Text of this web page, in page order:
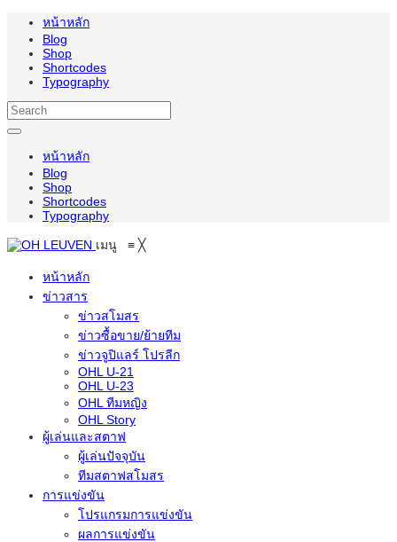
หน้าหลัก
Blog
Shop
Shortcodes
Typography
หน้าหลัก
Blog
Shop
Shortcodes
Typography
เมนู ≡ ╳
หน้าหลัก
ข่าวสาร
ข่าวสโมสร
ข่าวซื้อขาย/ย้ายทีม
ข่าวจูปิแลร์ โปรลีก
OHL U-21
OHL U-23
OHL ทีมหญิง
OHL Story
ผู้เล่นและสตาฟ
ผู้เล่นปัจจุบัน
ทีมสตาฟสโมสร
การแข่งขัน
โปรแกรมการแข่งขัน
ผลการแข่งขัน